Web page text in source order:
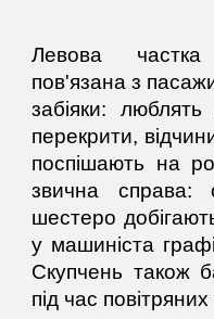
Левова частка
пов'язана з
забіяки:
перекрити,
поспішають на
звична справа:
шестеро
у машиніста
Скупчень також
під час повітряних